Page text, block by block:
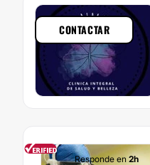
CONTACTAR
Responde en 2h